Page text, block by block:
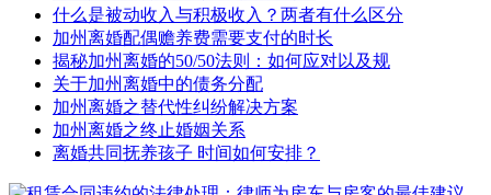
什么是被动收入与积极收入？两者有什么区分
加州离婚配偶赡养费需要支付的时长
揭秘加州离婚的50/50法则：如何应对以及规
关于加州离婚中的债务分配
加州离婚之替代性纠纷解决方案
加州离婚之终止婚姻关系
离婚共同抚养孩子 时间如何安排？